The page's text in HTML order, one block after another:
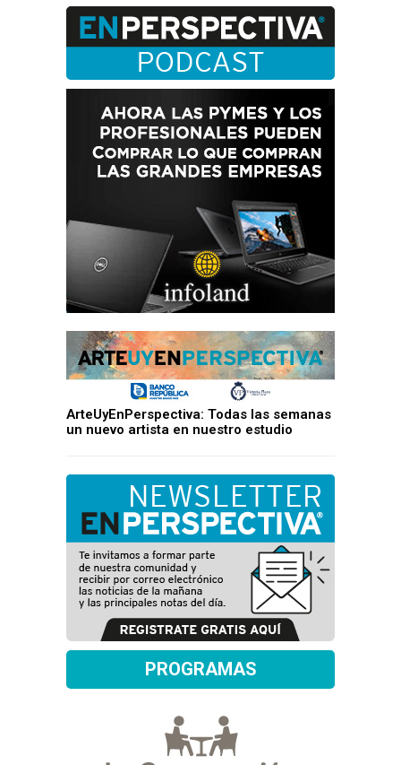
ArteUyEnPerspectiva: Todas las semanas
un nuevo artista en nuestro estudio
PROGRAMAS